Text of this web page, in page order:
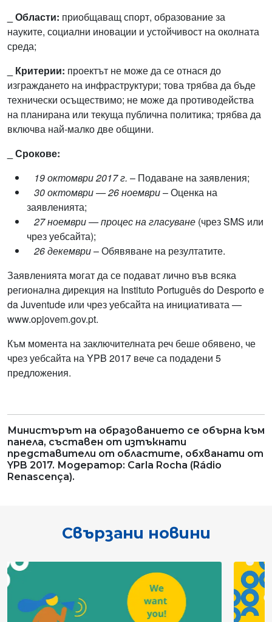
_ Области: приобщаващ спорт, образование за
науките, социални иновации и устойчивост на околната
среда;
_ Критерии: проектът не може да се отнася до
изграждането на инфраструктури; това трябва да бъде
технически осъществимо; не може да противодейства
на планирана или текуща публична политика; трябва да
включва най-малко две общини.
_ Срокове:
19 октомври 2017 г. – Подаване на заявления;
30 октомври — 26 ноември– Оценка на
заявленията;
27 ноември — процес на гласуване (чрез SMS или
чрез уебсайта);
26 декември– Обявяване на резултатите.
Заявленията могат да се подават лично във всяка
регионална дирекция на Instituto Português do Desporto e
da Juventude или чрез уебсайта на инициативата —
www.opjovem.gov.pt.
Към момента на заключителната реч беше обявено, че
чрез уебсайта на YPB 2017 вече са подадени 5
предложения.
Министърът на образованието се обърна към
панела, съставен от изтъкнати
представители от областите, обхванати от
YPB 2017. Модератор: Carla Rocha (Rádio
Renascença).
Свързани новини